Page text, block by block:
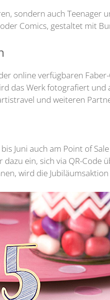
sondern auch
Comics, gestaltet mit
online verfügbaren
das Werk fotografiert
und weiteren
Juni auch am Point of
ein, sich via QR-
wird die